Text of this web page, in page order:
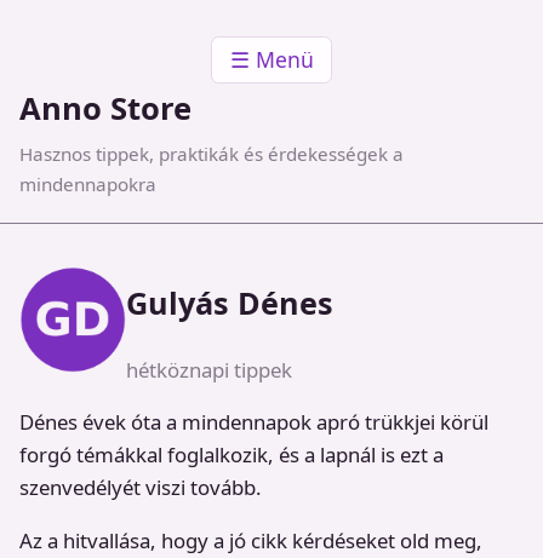
☰ Menü
Anno Store
Hasznos tippek, praktikák és érdekességek a
mindennapokra
Gulyás Dénes
hétköznapi tippek
Dénes évek óta a mindennapok apró trükkjei körül
forgó témákkal foglalkozik, és a lapnál is ezt a
szenvedélyét viszi tovább.
Az a hitvallása, hogy a jó cikk kérdéseket old meg,